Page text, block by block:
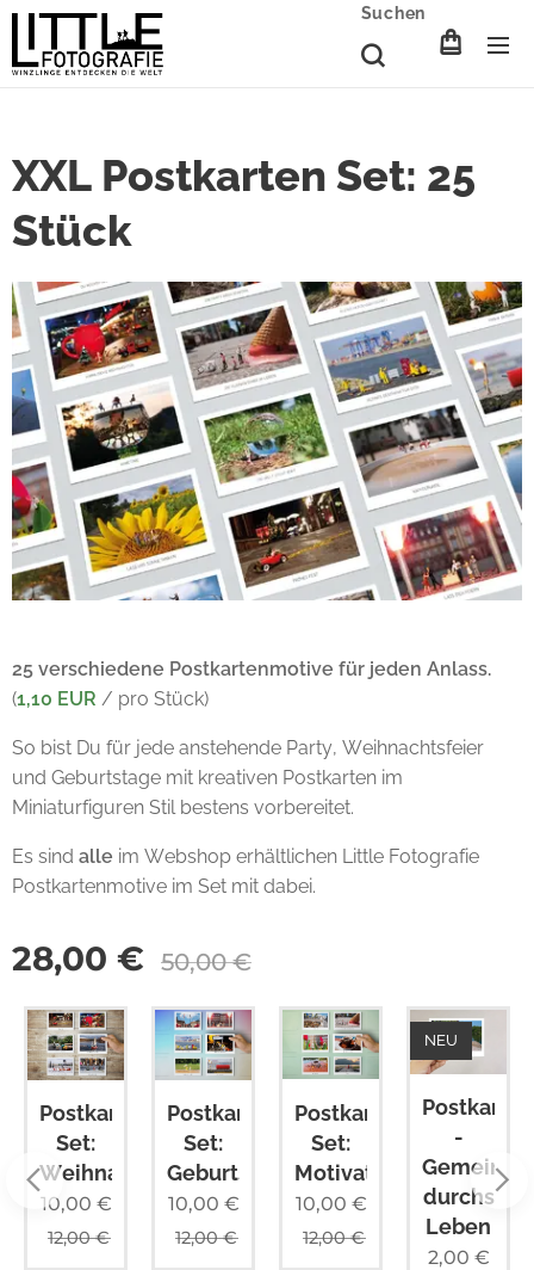
Suchen
XXL Postkarten Set: 25
Stück
25 verschiedene Postkartenmotive für jeden Anlass.
(1,10 EUR / pro Stück)
So bist Du für jede anstehende Party, Weihnachtsfeier
und Geburtstage mit kreativen Postkarten im
Miniaturfiguren Stil bestens vorbereitet.
Es sind alle im Webshop erhältlichen Little Fotografie
Postkartenmotive im Set mit dabei.
28,00 € 50,00€
Postkarten
Set:
Weihnachten
10,00 €
12,00€
Postkarten
Set:
Geburtstag
10,00 €
12,00€
Postkarten
Set:
Motivation
10,00 €
12,00€
Postkarte
-
durchs
Leben
NEU
2,00 €